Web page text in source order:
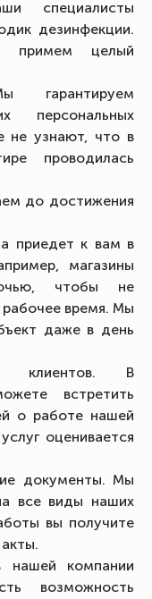
специалисты
дезинфекции.
примем целый
гарантируем
персональных
не узнают, что в
проводилась
до достижения
приедет к вам в
магазины
чтобы не
рабочее время. Мы
даже в день
клиентов. В
встретить
о работе нашей
оценивается
документы. Мы
все виды наших
вы получите
нашей компании
возможность